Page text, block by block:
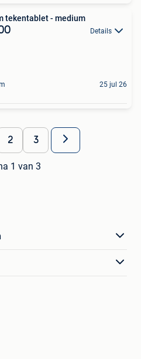
tekentablet - medium
Details
25 jul 26
2 3
1 van 3